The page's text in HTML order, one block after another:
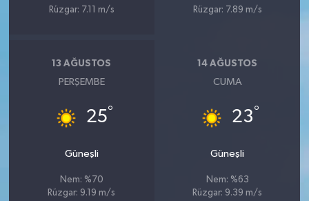
Rüzgar: 7.11 m/s
Rüzgar: 7.89 m/s
13 AĞUSTOS
PERŞEMBE
25°
Güneşli
Nem: %70
Rüzgar: 9.19 m/s
14 AĞUSTOS
CUMA
23°
Güneşli
Nem: %63
Rüzgar: 9.39 m/s